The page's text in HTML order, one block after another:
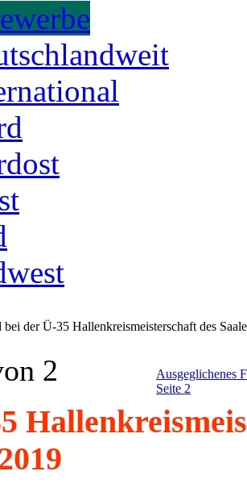
der Ü-35 Hallenkreismeisterschaft des
Ausgeglichenes
Seite 2
2